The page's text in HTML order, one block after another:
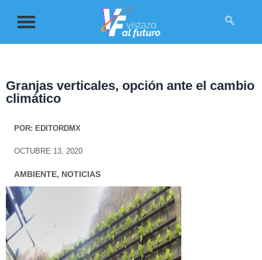
Granjas verticales, opción ante el cambio
climático
POR: EDITORDMX
OCTUBRE 13, 2020
AMBIENTE, NOTICIAS